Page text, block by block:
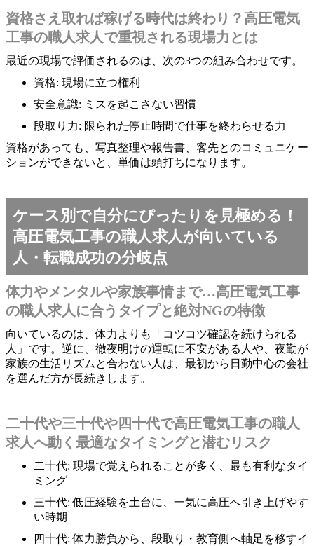
資格さえ取れば稼げる時代は終わり？高圧電気
工事の職人求人で重視される現場力とは
最近の現場で評価されるのは、次の3つの組み合わせです。
資格: 現場に立つ権利
安全意識: ミスを起こさない習慣
段取り力: 限られた停止時間で仕事を終わらせる力
資格があっても、写真整理や報告書、客先とのコミュニケー
ションができないと、単価は頭打ちになります。
ケース別で自分にぴったりを見極める！
高圧電気工事の職人求人が向いている
人・転職成功の分岐点
体力やメンタルや家族事情まで…高圧電気工事
の職人求人に合うタイプと絶対NGの特徴
向いているのは、体力よりも「コツコツ確認を続けられる
人」です。逆に、徹夜明けの運転に不安がある人や、夜勤が
家族の生活リズムと合わない人は、最初から日勤中心の会社
を選んだ方が長続きします。
二十代や三十代や四十代で高圧電気工事の職人
求人へ動く最適なタイミングと潜むリスク
二十代: 現場で覚えられることが多く、最も有利なタイ
ミング
三十代: 低圧経験を土台に、一気に高圧へ引き上げやす
い時期
四十代: 体力勝負から、段取り・教育側へ軸足を移すイ